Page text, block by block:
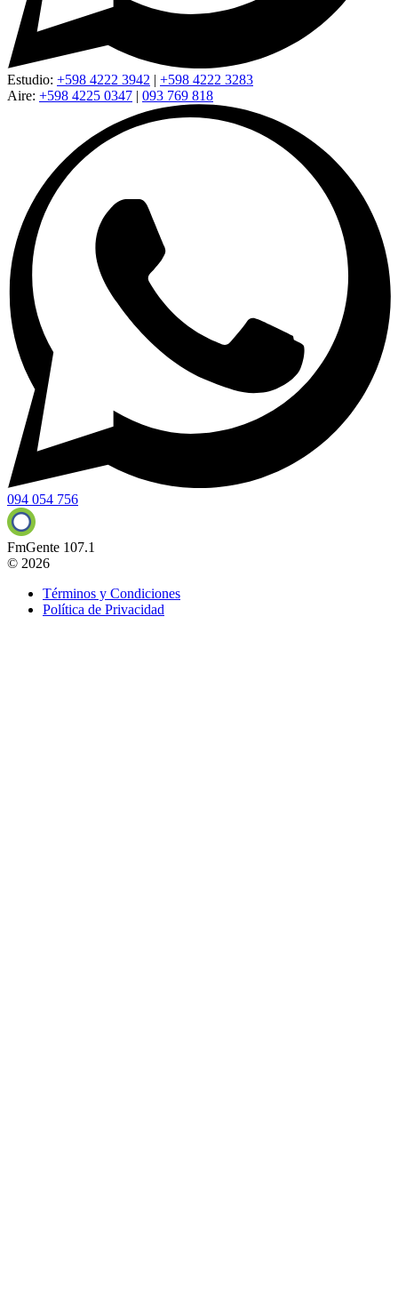
Estudio: +598 4222 3942 | +598 4222 3283
Aire: +598 4225 0347 | 093 769 818
094 054 756
FmGente 107.1
© 2026
Términos y Condiciones
Política de Privacidad